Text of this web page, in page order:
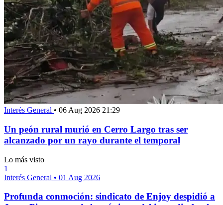
Interés General • 06 Aug 2026 21:29
Un peón rural murió en Cerro Largo tras ser
alcanzado por un rayo durante el temporal
Lo más visto
1
Interés General • 01 Aug 2026
Profunda conmoción: sindicato de Enjoy despidió a